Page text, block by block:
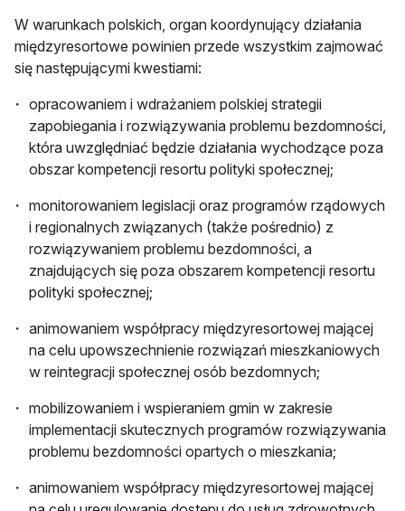
W warunkach polskich, organ koordynujący działania
międzyresortowe powinien przede wszystkim zajmować
się następującymi kwestiami:
opracowaniem i wdrażaniem polskiej strategii
zapobiegania i rozwiązywania problemu bezdomności,
która uwzględniać będzie działania wychodzące poza
obszar kompetencji resortu polityki społecznej;
monitorowaniem legislacji oraz programów rządowych
i regionalnych związanych (także pośrednio) z
rozwiązywaniem problemu bezdomności, a
znajdujących się poza obszarem kompetencji resortu
polityki społecznej;
animowaniem współpracy międzyresortowej mającej
na celu upowszechnienie rozwiązań mieszkaniowych
w reintegracji społecznej osób bezdomnych;
mobilizowaniem i wspieraniem gmin w zakresie
implementacji skutecznych programów rozwiązywania
problemu bezdomności opartych o mieszkania;
animowaniem współpracy międzyresortowej mającej